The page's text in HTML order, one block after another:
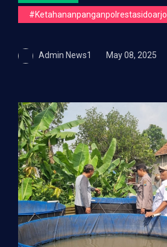
#ketahananpanganpolrestasidoarjo
Admin News1 May 08, 2025